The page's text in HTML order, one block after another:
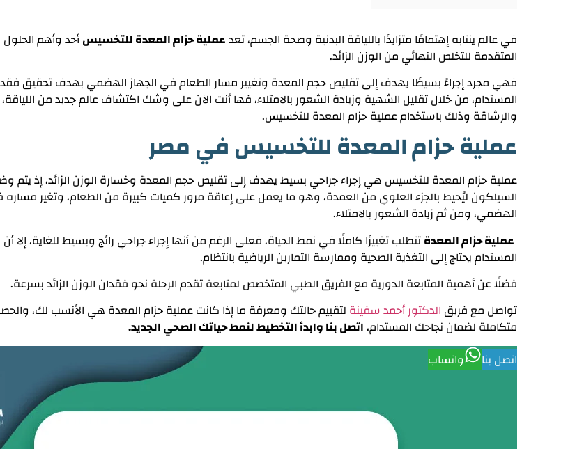
في عالم ينتابه إهتمامًا متزايدًا باللياقة البدنية وصحة الجسم، تعدعملية حزام المعدة للتخسيسأحد وأهم الحلول
المتقدمة للتخلص النهائي من الوزن الزائد.
فهي مجرد إجراءً بسيطًا يهدف إلى تقليص حجم المعدة وتغيير مسار الطعام في الجهاز الهضمي بهدف تحقيق
المستدام، من خلال تقليل الشهية وزيادة الشعور بالامتلاء، فها أنت الآن على وشك اكتشاف عالم جديد من اللياقة،
والرشاقة وذلك باستخدام عملية حزام المعدة للتخسيس.
عملية حزام المعدة للتخسيس في مصر
عملية حزام المعدة للتخسيس هي إجراء جراحي بسيط يهدف إلى تقليص حجم المعدة وخسارة الوزن الزائد، إذ يتم
السيلكون ليُحيط بالجزء العلوي من العمدة، وهو ما يعمل على إعاقة مرور كميات كبيرة من الطعام، وتغير مساره
الهضمي، ومن ثم زيادة الشعور بالامتلاء.
عملية حزام المعدةتتطلب تغييرًا كاملًا في نمط الحياة، فعلى الرغم من أنها إجراء جراحي رائج وبسيط للغاية، إلا أن
المستدام يحتاج إلى التغذية الصحية وممارسة التمارين الرياضية بانتظام.
فضلًا عن أهمية المتابعة الدورية مع الفريق الطبي المتخصص لمتابعة تقدم الرحلة نحو فقدان الوزن الزائد بسرعة.
تواصل مع فريق الدكتور أحمد سفينة لتقييم حالتك ومعرفة ما إذا كانت عملية حزام المعدة هي الأنسب لك،
متكاملة لضمان نجاحك المستدام،اتصل بنا وابدأ التخطيط لنمط حياتك الصحي الجديد.
اتصل بنا
واتساب